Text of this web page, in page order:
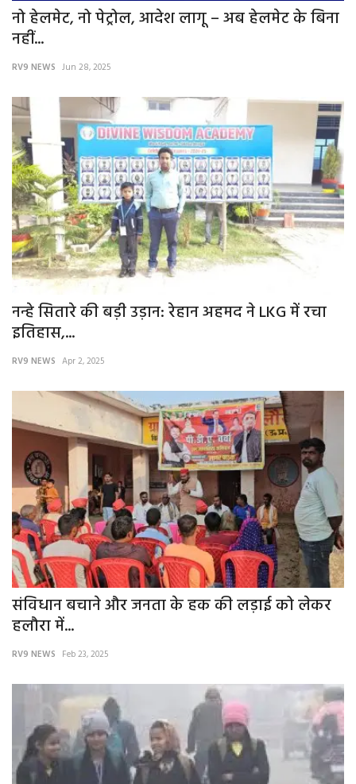
नो हेलमेट, नो पेट्रोल, आदेश लागू – अब हेलमेट के बिना
नहीं...
RV9 NEWS Jun 28, 2025
नन्हे सितारे की बड़ी उड़ान: रेहान अहमद ने LKG में रचा
इतिहास,...
RV9 NEWS Apr 2, 2025
संविधान बचाने और जनता के हक की लड़ाई को लेकर
हलौरा में...
RV9 NEWS Feb 23, 2025